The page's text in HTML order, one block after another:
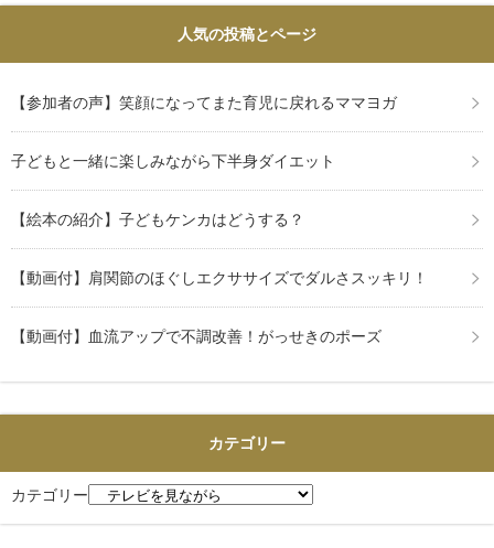
人気の投稿とページ
【参加者の声】笑顔になってまた育児に戻れるママヨガ
子どもと一緒に楽しみながら下半身ダイエット
【絵本の紹介】子どもケンカはどうする？
【動画付】肩関節のほぐしエクササイズでダルさスッキリ！
【動画付】血流アップで不調改善！がっせきのポーズ
カテゴリー
カテゴリー